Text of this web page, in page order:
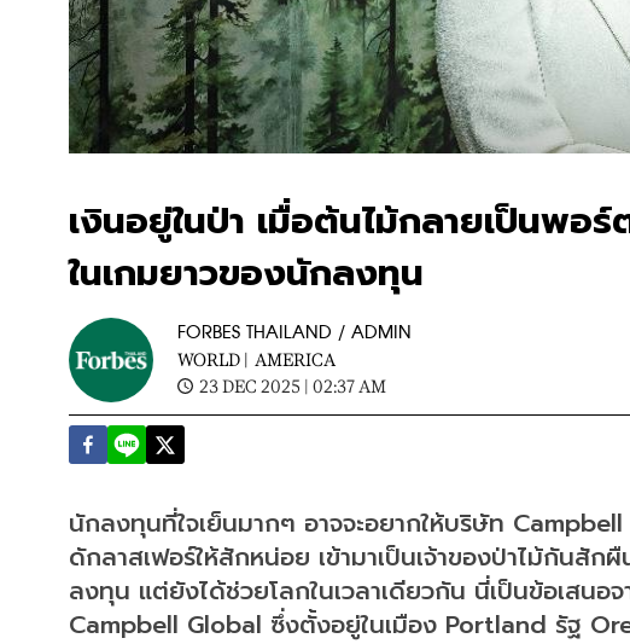
เงินอยู่ในป่า เมื่อต้นไม้กลายเป็นพอ
ในเกมยาวของนักลงทุน
FORBES THAILAND / ADMIN
WORLD | AMERICA
23 DEC 2025 | 02:37 AM
นักลงทุนที่ใจเย็นมากๆ อาจจะอยากให้บริษัท
ดักลาสเฟอร์ให้สักหน่อย เข้ามาเป็นเจ้าของป่าไม้กันสั
ลงทุน แต่ยังได้ช่วยโลกในเวลาเดียวกัน นี่เป็นข้อเสน
Campbell Global ซึ่งตั้งอยู่ในเมือง Portland รัฐ